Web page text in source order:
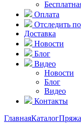
Оплата
Отследить
Доставка
Новости
Блог
Видео
Новости
Блог
Видео
Контакты
ГлавнаяКаталогПряжа